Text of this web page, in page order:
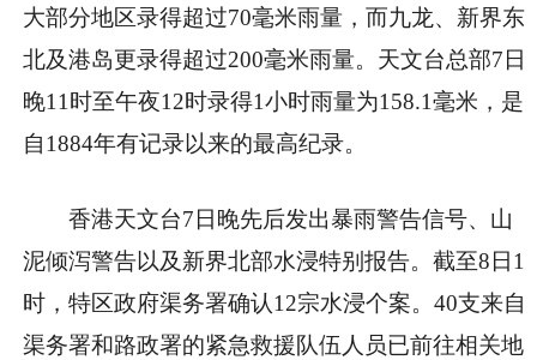
大部分地区录得超过70毫米雨量，而九龙、新界东
北及港岛更录得超过200毫米雨量。天文台总部7日
晚11时至午夜12时录得1小时雨量为158.1毫米，是
自1884年有记录以来的最高纪录。
香港天文台7日晚先后发出暴雨警告信号、山
泥倾泻警告以及新界北部水浸特别报告。截至8日1
时，特区政府渠务署确认12宗水浸个案。40支来自
渠务署和路政署的紧急救援队伍人员已前往相关地